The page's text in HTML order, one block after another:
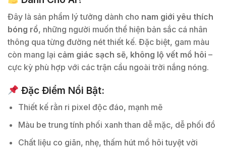
Đây là sản phẩm lý tưởng dành cho nam giới yêu thích
bóng rổ, những người muốn thể hiện bản sắc cá nhân
thông qua từng đường nét thiết kế. Đặc biệt, gam màu
còn mang lại cảm giác sạch sẽ, không lộ vết mồ hôi –
cực kỳ phù hợp với các trận cầu ngoài trời nắng nóng.
Đặc Điểm Nổi Bật:
Thiết kế rằn ri pixel độc đáo, mạnh mẽ
Màu be trung tính phối xanh than dễ mặc, dễ phối đồ
Chất liệu co giãn, nhẹ, thấm hút mồ hôi tuyệt vời